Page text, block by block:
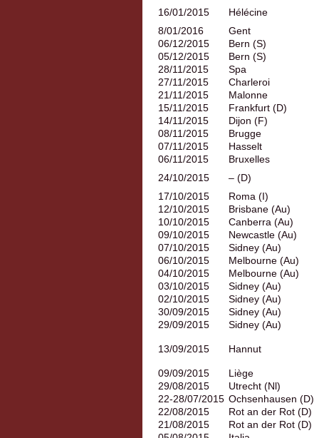
16/01/2015
Hélécine
8/01/2016
Gent
06/12/2015
Bern (S)
05/12/2015
Bern (S)
28/11/2015
Spa
27/11/2015
Charleroi
21/11/2015
Malonne
15/11/2015
Frankfurt (D)
14/11/2015
Dijon (F)
08/11/2015
Brugge
07/11/2015
Hasselt
06/11/2015
Bruxelles
24/10/2015
– (D)
17/10/2015
Roma (I)
12/10/2015
Brisbane (Au)
10/10/2015
Canberra (Au)
09/10/2015
Newcastle (Au)
07/10/2015
Sidney (Au)
06/10/2015
Melbourne (Au)
04/10/2015
Melbourne (Au)
03/10/2015
Sidney (Au)
02/10/2015
Sidney (Au)
30/09/2015
Sidney (Au)
29/09/2015
Sidney (Au)
13/09/2015 Hannut
09/09/2015
Liège
29/08/2015
Utrecht (Nl)
22-28/07/2015 Ochsenhausen (D)
22/08/2015
Rot an der Rot (D)
21/08/2015
Rot an der Rot (D)